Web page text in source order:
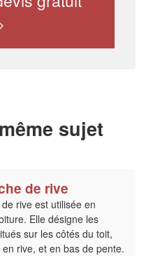
sujet
de rive
rive est utilisée en
Elle désigne les
sur les côtés du toit,
rive, et en bas de pente.